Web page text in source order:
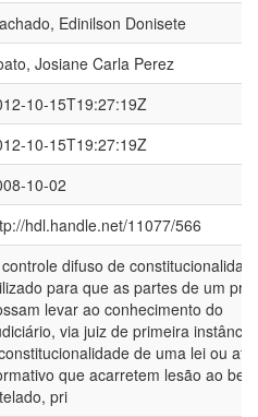
Edinilson Donisete
Josiane Carla Perez
10-15T19:27:19Z
10-15T19:27:19Z
10-02
hdl.handle.net/11077/566
difuso de
para que as partes de um
levar ao conhecimento do
via juiz de primeira
de uma lei ou ato
que acarretem lesão ao bem
pri